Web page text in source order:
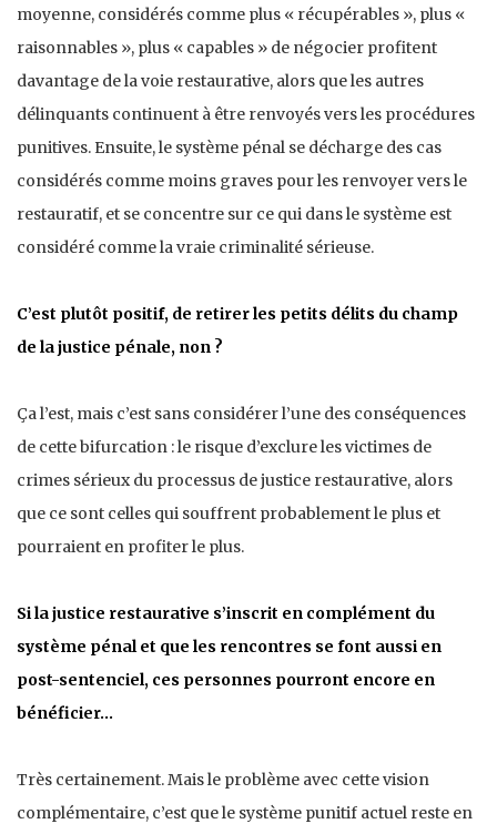
moyenne, considérés comme plus « récupérables », plus «
raisonnables », plus « capables » de négocier profitent
davantage de la voie restaurative, alors que les autres
délinquants continuent à être renvoyés vers les procédures
punitives. Ensuite, le système pénal se décharge des cas
considérés comme moins graves pour les renvoyer vers le
restauratif, et se concentre sur ce qui dans le système est
considéré comme la vraie criminalité sérieuse.
C’est plutôt positif, de retirer les petits délits du champ
de la justice pénale, non ?
Ça l’est, mais c’est sans considérer l’une des conséquences
de cette bifurcation : le risque d’exclure les victimes de
crimes sérieux du processus de justice restaurative, alors
que ce sont celles qui souffrent probablement le plus et
pourraient en profiter le plus.
Si la justice restaurative s’inscrit en complément du
système pénal et que les rencontres se font aussi en
post-sentenciel, ces personnes pourront encore en
bénéficier…
Très certainement. Mais le problème avec cette vision
complémentaire, c’est que le système punitif actuel reste en